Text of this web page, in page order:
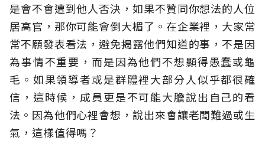
是會不會遭到他人否決，如果不贊同你想法的人位
居高官，那你可能會倒大楣了。在企業裡，大家常
常不願發表看法，避免揭露他們知道的事，不是因
為事情不重要，而是因為他們不想顯得愚蠢或龜
毛。如果領導者或是群體裡大部分人似乎都很確
信，這時候，成員更是不可能大膽說出自己的看
法。因為他們心裡會想，說出來會讓老闆難過或生
氣，這樣值得嗎？